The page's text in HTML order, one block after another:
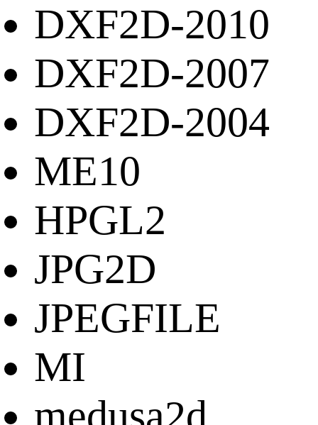
DXF2D-2010
DXF2D-2007
DXF2D-2004
ME10
HPGL2
JPG2D
JPEGFILE
MI